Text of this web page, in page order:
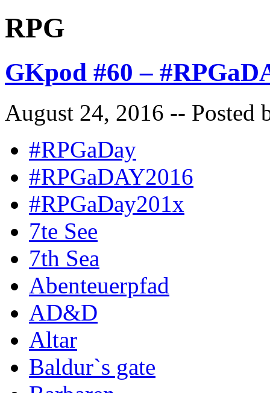
RPG
GKpod #60 –
August 24, 2016 -- Posted
#RPGaDay
#RPGaDAY2016
#RPGaDay201x
7te See
7th Sea
Abenteuerpfad
AD&D
Altar
Baldur`s gate